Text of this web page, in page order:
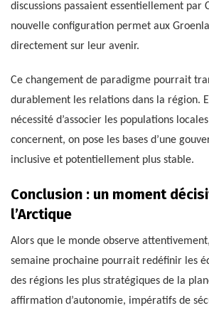
discussions passaient essentiellement par
nouvelle configuration permet aux
directement sur leur avenir.
Ce changement de paradigme pourrait
durablement les relations dans la région.
nécessité d’associer les populations
concernent, on pose les bases d’une
inclusive et potentiellement plus stable.
Conclusion : un moment
l’Arctique
Alors que le monde observe
semaine prochaine pourrait redéfinir les
des régions les plus stratégiques de la
affirmation d’autonomie, impératifs de